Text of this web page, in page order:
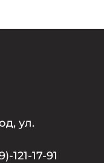
ул.
121-17-91